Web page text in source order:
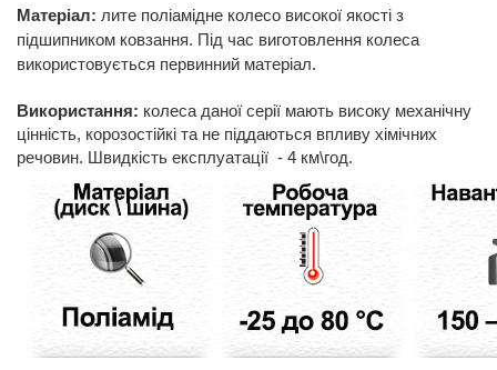
Матеріал: лите поліамідне колесо високої якості з
підшипником ковзання. Під час виготовлення колеса
використовується первинний матеріал.
Використання: колеса даної серії мають високу механічну
цінність, корозостійкі та не піддаються впливу хімічних
речовин. Швидкість експлуатації - 4 км\год.